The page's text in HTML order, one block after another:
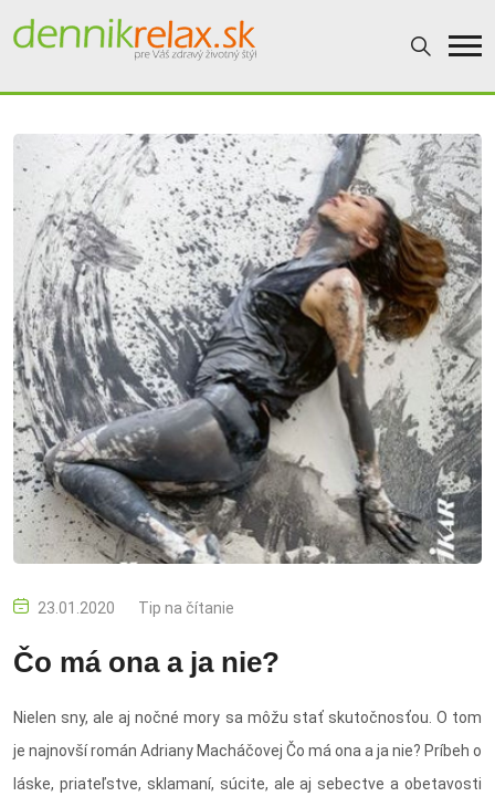
23.01.2020 Tip na čítanie
Čo má ona a ja nie?
Nielen sny, ale aj nočné mory sa môžu stať skutočnosťou. O tom
je najnovší román Adriany Macháčovej Čo má ona a ja nie? Príbeh o
láske, priateľstve, sklamaní, súcite, ale aj sebectve a obetavosti